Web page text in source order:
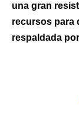
una gran
recursos para
respaldada